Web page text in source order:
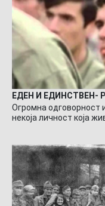
ЕДЕН И
Огромна одговорност
некоја личност која